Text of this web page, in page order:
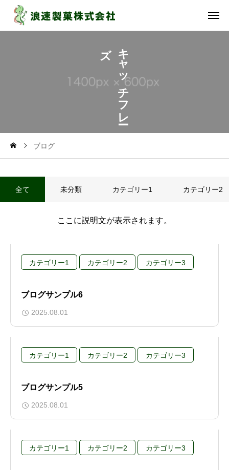
キ
ャ
ッ
チ
フ
レ
ズ
ブログ
全て 未分類 カテゴリー1 カテゴリー2
ここに説明文が表示されます。
カテゴリー1 カテゴリー2 カテゴリー3
ブログサンプル6
2025.08.01
カテゴリー1 カテゴリー2 カテゴリー3
ブログサンプル5
2025.08.01
カテゴリー1 カテゴリー2 カテゴリー3